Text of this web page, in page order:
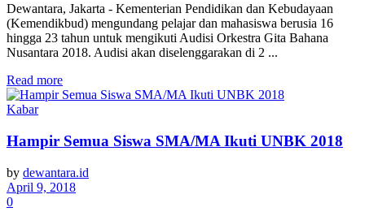
Dewantara, Jakarta - Kementerian Pendidikan dan Kebudayaan
(Kemendikbud) mengundang pelajar dan mahasiswa berusia 16
hingga 23 tahun untuk mengikuti Audisi Orkestra Gita Bahana
Nusantara 2018. Audisi akan diselenggarakan di 2 ...
Read more
Kabar
Hampir Semua Siswa SMA/MA Ikuti UNBK 2018
by dewantara.id
April 9, 2018
0